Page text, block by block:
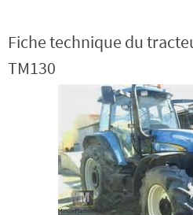
Fiche technique du
TM130